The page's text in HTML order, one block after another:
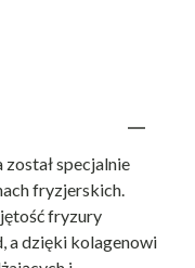
specjalnie
fryzjerskich.
fryzury
a dzięki kolagenowi